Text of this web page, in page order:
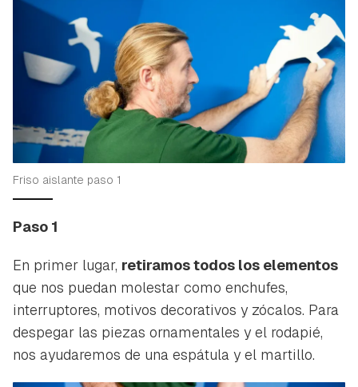
Friso aislante paso 1
Paso 1
En primer lugar, retiramos todos los elementos
que nos puedan molestar como enchufes,
interruptores, motivos decorativos y zócalos. Para
despegar las piezas ornamentales y el rodapié,
nos ayudaremos de una espátula y el martillo.